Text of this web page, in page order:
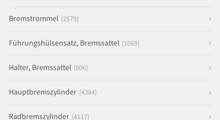
Bremstrommel (2579)
Führungshülsensatz, Bremssattel (1069)
Halter, Bremssattel (606)
Hauptbremszylinder (4384)
Radbremszylinder (4117)